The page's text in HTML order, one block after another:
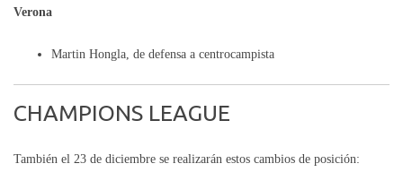
Verona
Martin Hongla, de defensa a centrocampista
CHAMPIONS LEAGUE
También el 23 de diciembre se realizarán estos cambios de posición: